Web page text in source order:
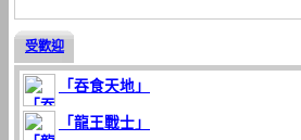
受歡迎
「吞食天地」
「龍王戰士」